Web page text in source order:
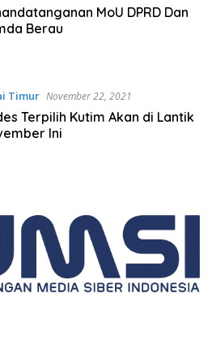
MoU DPRD Dan
Berau
Timur November 22, 2021
Terpilih Kutim Akan di Lantik
Ini